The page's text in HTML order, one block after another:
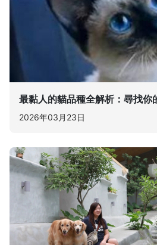
最黏人的貓品種全解析：尋找你
2026年03月23日